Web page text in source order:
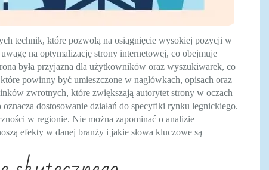
technik, które pozwolą na osiągnięcie wysokiej pozycji w
na optymalizację strony internetowej, co obejmuje
była przyjazna dla użytkowników oraz wyszukiwarek, co
powinny być umieszczone w nagłówkach, opisach oraz
zwrotnych, które zwiększają autorytet strony w oczach
dostosowanie działań do specyfiki rynku legnickiego.
w regionie. Nie można zapominać o analizie
efekty w danej branży i jakie słowa kluczowe są